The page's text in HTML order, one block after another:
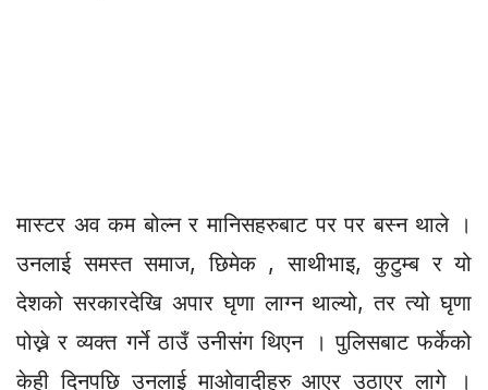
मास्टर अव कम बोल्न र मानिसहरुबाट पर पर बस्न थाले ।
उनलाई समस्त समाज, छिमेक , साथीभाइ, कुटुम्ब र यो
देशको सरकारदेखि अपार घृणा लाग्न थाल्यो, तर त्यो घृणा
पोख्ने र व्यक्त गर्ने ठाउँ उनीसंग थिएन । पुलिसबाट फर्केको
केही दिनपछि उनलाई माओवादीहरु आएर उठाएर लागे ।